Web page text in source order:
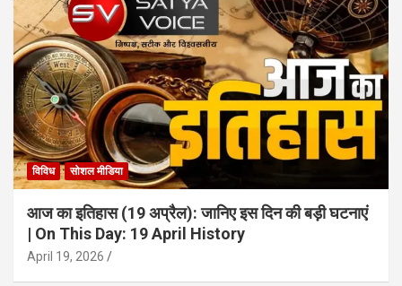
विविध सोशल मीडिया
आज का इतिहास (19 अप्रैल): जानिए इस दिन की बड़ी घटनाएं
| On This Day: 19 April History
April 19, 2026